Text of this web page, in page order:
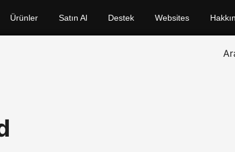
Ürünler Satın Al Destek Websites